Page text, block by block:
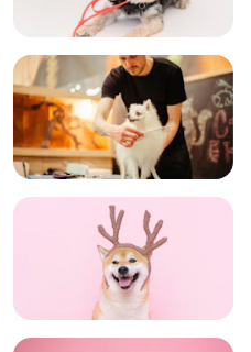
健康
お手入れ
グッズ